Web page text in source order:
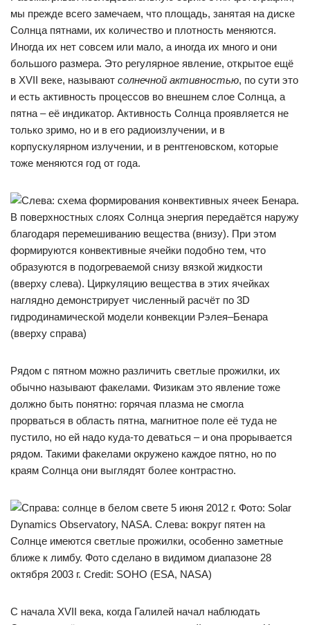
мы прежде всего замечаем, что площадь, занятая на диске
Солнца пятнами, их количество и плотность меняются.
Иногда их нет совсем или мало, а иногда их много и они
большого размера. Это регулярное явление, открытое ещё
в XVII веке, называют солнечной активностью, по сути это
и есть активность процессов во внешнем слое Солнца, а
пятна – её индикатор. Активность Солнца проявляется не
только зримо, но и в его радиоизлучении, и в
корпускулярном излучении, и в рентгеновском, которые
тоже меняются год от года.
Рядом с пятном можно различить светлые прожилки, их
обычно называют факелами. Физикам это явление тоже
должно быть понятно: горячая плазма не смогла
прорваться в область пятна, магнитное поле её туда не
пустило, но ей надо куда-то деваться – и она прорывается
рядом. Такими факелами окружено каждое пятно, но по
краям Солнца они выглядят более контрастно.
С начала XVII века, когда Галилей начал наблюдать